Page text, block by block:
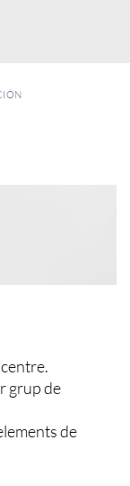
grup de
de